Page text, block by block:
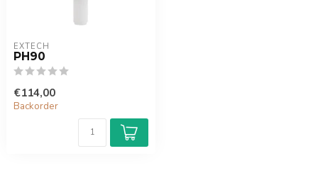
EXTECH
PH90
€114,00
Backorder